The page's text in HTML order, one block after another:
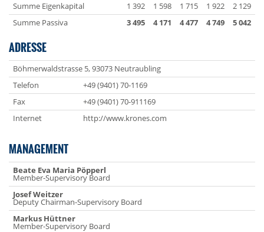
Summe Eigenkapital
1 392 1 598 1 715 1 922
2 129
Summe Passiva
3 495 4 171 4 477 4 749 5 042
ADRESSE
Böhmerwaldstrasse 5, 93073 Neutraubling
Telefon
+49 (9401) 70-1169
Fax
+49 (9401) 70-911169
Internet
http://www.krones.com
MANAGEMENT
Beate Eva Maria Pöpperl
Member-Supervisory Board
Josef Weitzer
Deputy Chairman-Supervisory Board
Markus Hüttner
Member-Supervisory Board